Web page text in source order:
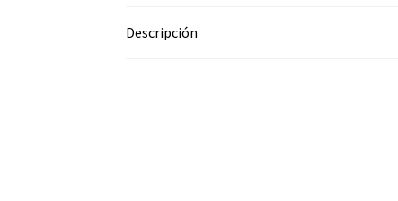
Descripción